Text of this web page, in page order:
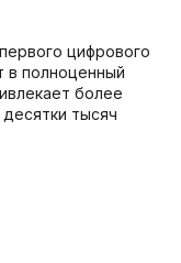
цифрового
в полноценный
более
тысяч